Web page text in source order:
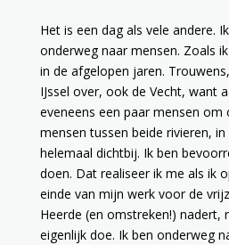
Het is een dag als vele andere.
onderweg naar mensen. Zoals
in de afgelopen jaren.
IJssel over, ook de Vecht, want
eveneens een paar mensen om
mensen tussen beide rivieren,
helemaal dichtbij. Ik ben
doen. Dat realiseer ik me als ik
einde van mijn werk voor de
Heerde (en omstreken!) nadert,
eigenlijk doe. Ik ben onderweg